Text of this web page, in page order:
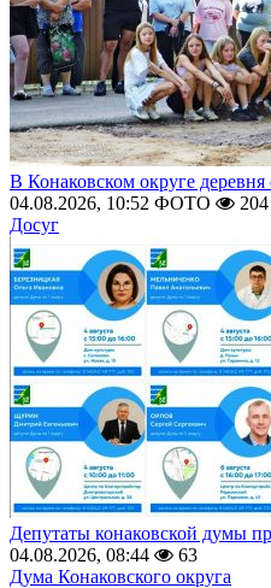
В Конаковском округе деревня
04.08.2026, 10:52 ФОТО
204
Досуг
Депутаты конаковской думы
04.08.2026, 08:44
63
Дума Конаковского округа